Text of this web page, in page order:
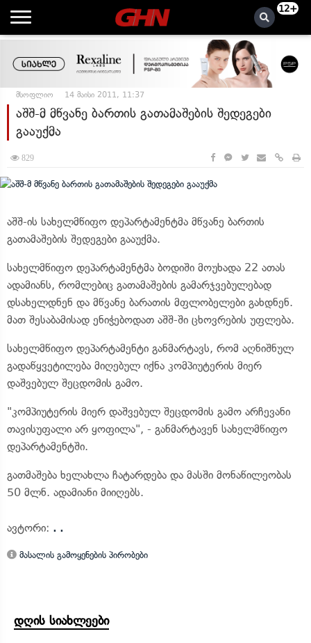
12+
მსოფლიო 14 მაისი 2011, 11:37
აშშ-მ მწვანე ბართის გათამაშების შედეგები
გააუქმა
829
აშშ-ის სახელმწიფო დეპარტამენტმა მწვანე ბართის
გათამაშების შედეგები გააუქმა.
სახელმწიფო დეპარტამენტმა ბოდიში მოუხადა 22 ათას
ადამიანს, რომლებიც გათამაშების გამარჯვებულებად
დსახელდნენ და მწვანე ბარათის მფლობელები გახდნენ.
მათ შესაბამისად ენიჭებოდათ აშშ-ში ცხოვრების უფლება.
სახელმწიფო დეპარტამენტი განმარტავს, რომ აღნიშნულ
გადაწყვეტილება მიღებულ იქნა კომპიუტერის მიერ
დაშვებულ შეცდომის გამო.
"კომპიუტერის მიერ დაშვებულ შეცდომის გამო არჩევანი
თავისუფალი არ ყოფილა", - განმარტავენ სახელმწიფო
დეპარტამენტში.
გათმაშება ხელახლა ჩატარდება და მასში მონაწილეობას
50 მლნ. ადამიანი მიიღებს.
ავტორი: . .
მასალის გამოყენების პირობები
დღის სიახლეები